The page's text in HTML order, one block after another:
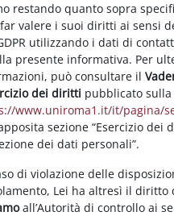
restando quanto sopra
valere i suoi diritti ai sensi
utilizzando i dati di
presente informativa. Per
può consultare il
dei diritti pubblicato
www.uniroma1.it/it/pagina/
sezione “Esercizio
dei dati personali”.
di violazione delle
Lei ha altresì il
all’Autorità di controllo ai